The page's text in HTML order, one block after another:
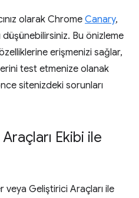
olarak Chrome Canary,
düşünebilirsiniz. Bu önizleme
erişmenizi sağlar,
test etmenize olanak
sitenizdeki sorunları
Ekibi ile
veya Geliştirici Araçları ile